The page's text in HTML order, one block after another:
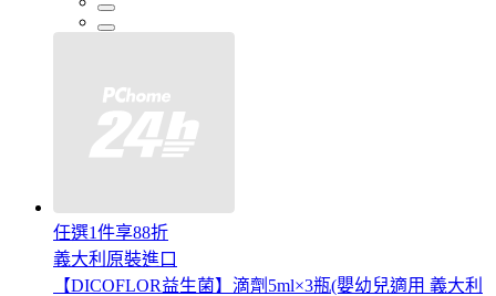
任選1件享88折
義大利原裝進口
【DICOFLOR益生菌】滴劑5ml×3瓶(嬰幼兒適用 義大利